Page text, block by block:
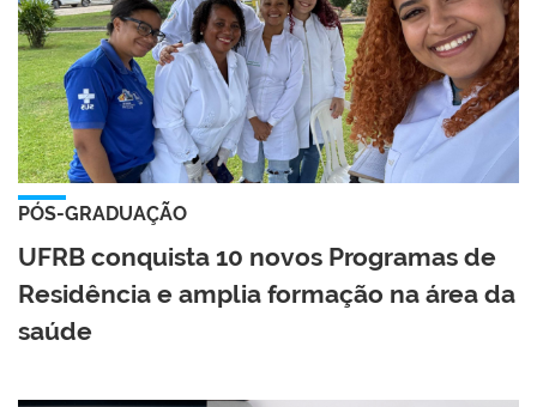
PÓS-GRADUAÇÃO
UFRB conquista 10 novos Programas de
Residência e amplia formação na área da
saúde